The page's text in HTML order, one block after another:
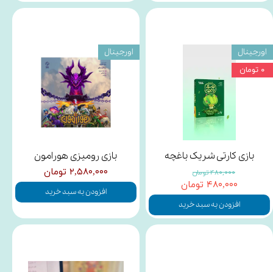
بازی کارتی شریک باغچه
۴۸۰,۰۰۰ تومان
۴۸۰,۰۰۰ تومان
افزودن به سبد خرید
اورجینال
۰ تومان
بازی رومیزی هورامون
۲,۵۸۰,۰۰۰ تومان
افزودن به سبد خرید
اورجینال